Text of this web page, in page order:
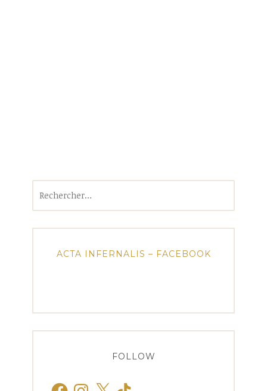
ACTA INFERNALIS – FACEBOOK
FOLLOW
FacebookInstagram
X TikTok